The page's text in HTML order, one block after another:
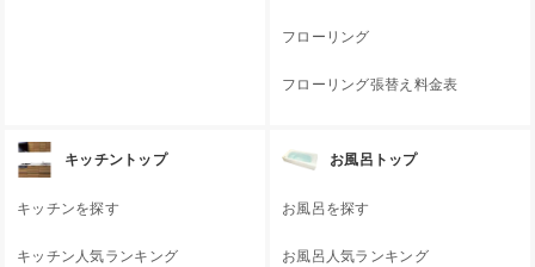
フローリング
フローリング張替え料金表
キッチントップ
キッチンを探す
キッチン人気ランキング
お風呂トップ
お風呂を探す
お風呂人気ランキング